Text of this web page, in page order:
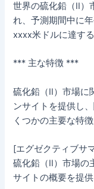
世界の硫化鉛（II）
れ、予測期間中に
xxxx米ドルに達す
*** 主な特徴 ***
硫化鉛（II）市場に
ンサイトを提供し
くつかの主要な特
[エグゼクティブサ
硫化鉛（II）市場の
サイトの概要を提供